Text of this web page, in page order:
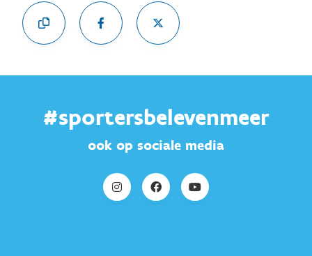
#sportersbelevenmeer
ook op sociale media